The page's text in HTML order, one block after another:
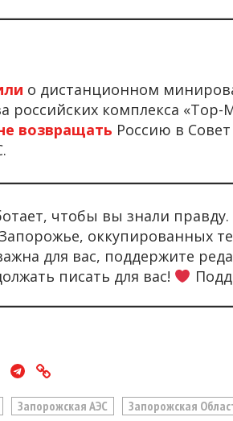
о дистанционном
российских комплекса
возвращать Россию в
чтобы вы знали
оккупированных
для вас, поддержите
писать для вас!
Запорожская АЭС Запорожская